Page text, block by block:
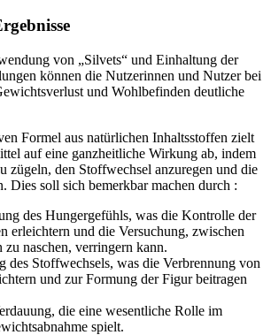
von „Silvets“ und Einhaltung der
können die Nutzerinnen und Nutzer bei
und Wohlbefinden deutliche
Formel aus natürlichen Inhaltsstoffen zielt
auf eine ganzheitliche Wirkung ab, indem
zügeln, den Stoffwechsel anzuregen und die
Dies soll sich bemerkbar machen durch :
des Hungergefühls, was die Kontrolle der
erleichtern und die Versuchung, zwischen
zu naschen, verringern kann.
des Stoffwechsels, was die Verbrennung von
und zur Formung der Figur beitragen
die eine wesentliche Rolle im
spielt.